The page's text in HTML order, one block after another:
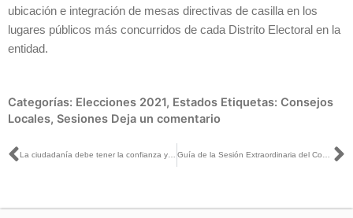
ubicación e integración de mesas directivas de casilla en los
lugares públicos más concurridos de cada Distrito Electoral en la
entidad.
Categorías: Elecciones 2021, Estados Etiquetas: Consejos
Locales, Sesiones Deja un comentario
Ant